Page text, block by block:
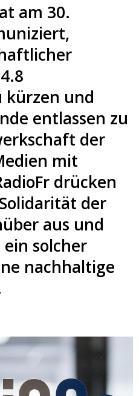
am 30.
kürzen und
entlassen zu
der
mit
drücken
der
aus und
solcher
nachhaltige